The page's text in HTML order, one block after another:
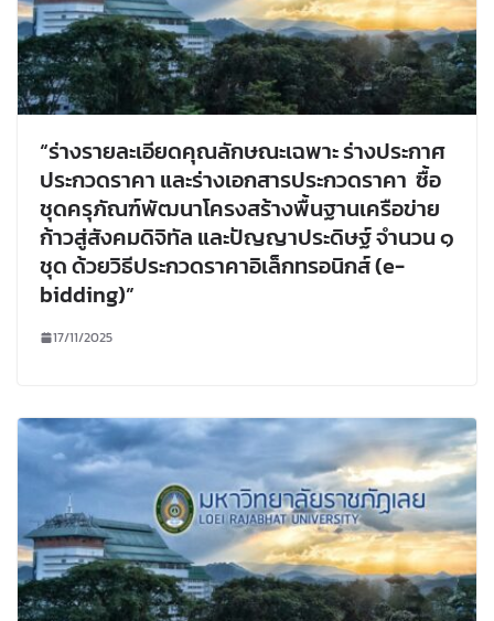
“ร่างรายละเอียดคุณลักษณะเฉพาะ ร่างประกาศ
ประกวดราคา และร่างเอกสารประกวดราคา ซื้อ
ชุดครุภัณฑ์พัฒนาโครงสร้างพื้นฐานเครือข่าย
ก้าวสู่สังคมดิจิทัล และปัญญาประดิษฐ์ จำนวน ๑
ชุด ด้วยวิธีประกวดราคาอิเล็กทรอนิกส์ (e-
bidding)”
17/11/2025